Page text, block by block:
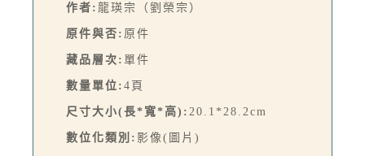
作者: 龍瑛宗（劉榮宗）
原件與否: 原件
藏品層次: 單件
數量單位: 4頁
尺寸大小(長*寬*高): 20.1*28.2cm
數位化類別: 影像(圖片)